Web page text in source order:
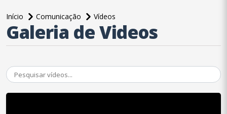
Início Comunicação Vídeos
Galeria de Videos